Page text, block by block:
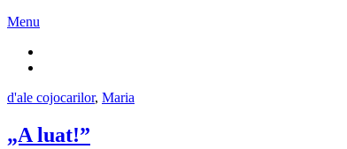
Menu
d'ale cojocarilor, Maria
„A luat!”